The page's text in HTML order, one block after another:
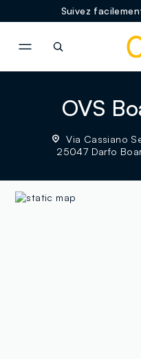
Suivez
OVS
Via Cassiano
25047 Darfo